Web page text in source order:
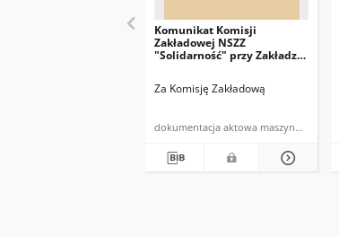
Komunikat Komisji
Zakładowej NSZZ
"Solidarność" przy Zakładzie
Za Komisję Zakładową
dokumentacja aktowa maszynopis